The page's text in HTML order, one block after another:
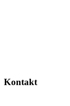
Kontakt